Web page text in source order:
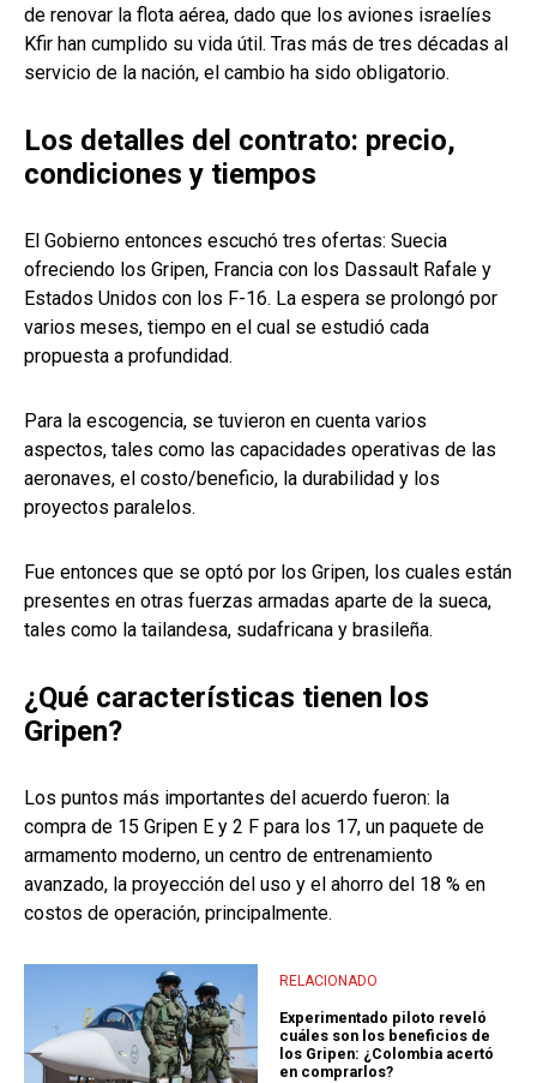
de renovar la flota aérea, dado que los aviones israelíes
Kfir han cumplido su vida útil. Tras más de tres décadas al
servicio de la nación, el cambio ha sido obligatorio.
Los detalles del contrato: precio,
condiciones y tiempos
El Gobierno entonces escuchó tres ofertas: Suecia
ofreciendo los Gripen, Francia con los Dassault Rafale y
Estados Unidos con los F-16. La espera se prolongó por
varios meses, tiempo en el cual se estudió cada
propuesta a profundidad.
Para la escogencia, se tuvieron en cuenta varios
aspectos, tales como las capacidades operativas de las
aeronaves, el costo/beneficio, la durabilidad y los
proyectos paralelos.
Fue entonces que se optó por los Gripen, los cuales están
presentes en otras fuerzas armadas aparte de la sueca,
tales como la tailandesa, sudafricana y brasileña.
¿Qué características tienen los
Gripen?
Los puntos más importantes del acuerdo fueron: la
compra de 15 Gripen E y 2 F para los 17, un paquete de
armamento moderno, un centro de entrenamiento
avanzado, la proyección del uso y el ahorro del 18 % en
costos de operación, principalmente.
RELACIONADO
Experimentado piloto reveló
cuáles son los beneficios de
los Gripen: ¿Colombia acertó
en comprarlos?